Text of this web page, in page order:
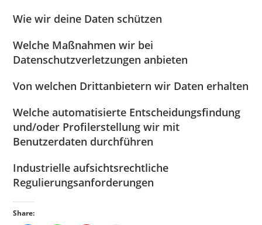
Wie wir deine Daten schützen
Welche Maßnahmen wir bei
Datenschutzverletzungen anbieten
Von welchen Drittanbietern wir Daten erhalten
Welche automatisierte Entscheidungsfindung
und/oder Profilerstellung wir mit
Benutzerdaten durchführen
Industrielle aufsichtsrechtliche
Regulierungsanforderungen
Share: